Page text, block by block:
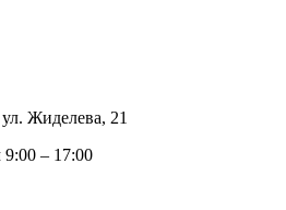
Жиделева, 21
– 17:00